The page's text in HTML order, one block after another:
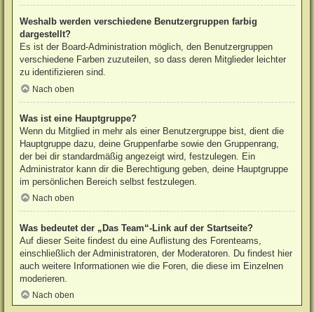
Weshalb werden verschiedene Benutzergruppen farbig
dargestellt?
Es ist der Board-Administration möglich, den Benutzergruppen
verschiedene Farben zuzuteilen, so dass deren Mitglieder leichter
zu identifizieren sind.
Nach oben
Was ist eine Hauptgruppe?
Wenn du Mitglied in mehr als einer Benutzergruppe bist, dient die
Hauptgruppe dazu, deine Gruppenfarbe sowie den Gruppenrang,
der bei dir standardmäßig angezeigt wird, festzulegen. Ein
Administrator kann dir die Berechtigung geben, deine Hauptgruppe
im persönlichen Bereich selbst festzulegen.
Nach oben
Was bedeutet der „Das Team“-Link auf der Startseite?
Auf dieser Seite findest du eine Auflistung des Forenteams,
einschließlich der Administratoren, der Moderatoren. Du findest hier
auch weitere Informationen wie die Foren, die diese im Einzelnen
moderieren.
Nach oben